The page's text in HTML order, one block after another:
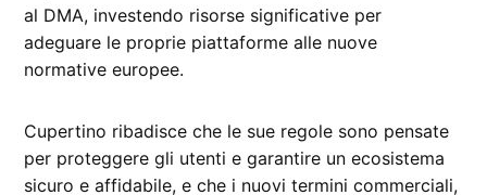
al DMA, investendo risorse significative per
adeguare le proprie piattaforme alle nuove
normative europee.
Cupertino ribadisce che le sue regole sono pensate
per proteggere gli utenti e garantire un ecosistema
sicuro e affidabile, e che i nuovi termini commerciali,